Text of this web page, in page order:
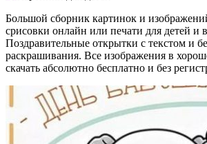
Большой сборник картинок и
срисовки онлайн или печати для детей и
Поздравительные открытки с текстом и
раскрашивания. Все изображения в
скачать абсолютно бесплатно и без